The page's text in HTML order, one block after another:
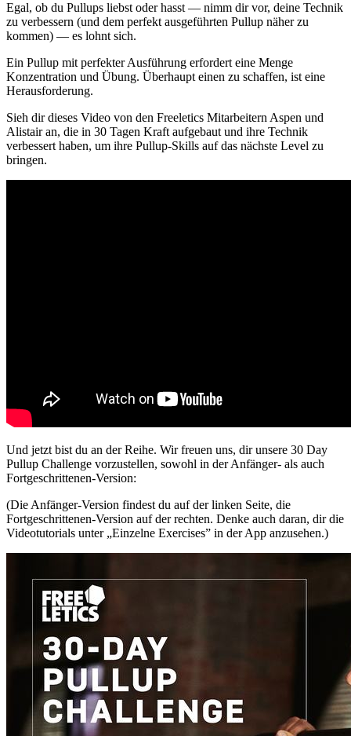
Egal, ob du Pullups liebst oder hasst — nimm dir vor, deine Technik
zu verbessern (und dem perfekt ausgeführten Pullup näher zu
kommen) — es lohnt sich.
Ein Pullup mit perfekter Ausführung erfordert eine Menge
Konzentration und Übung. Überhaupt einen zu schaffen, ist eine
Herausforderung.
Sieh dir dieses Video von den Freeletics Mitarbeitern Aspen und
Alistair an, die in 30 Tagen Kraft aufgebaut und ihre Technik
verbessert haben, um ihre Pullup-Skills auf das nächste Level zu
bringen.
Und jetzt bist du an der Reihe. Wir freuen uns, dir unsere 30 Day
Pullup Challenge vorzustellen, sowohl in der Anfänger- als auch
Fortgeschrittenen-Version:
(Die Anfänger-Version findest du auf der linken Seite, die
Fortgeschrittenen-Version auf der rechten. Denke auch daran, dir die
Videotutorials unter „Einzelne Exercises” in der App anzusehen.)